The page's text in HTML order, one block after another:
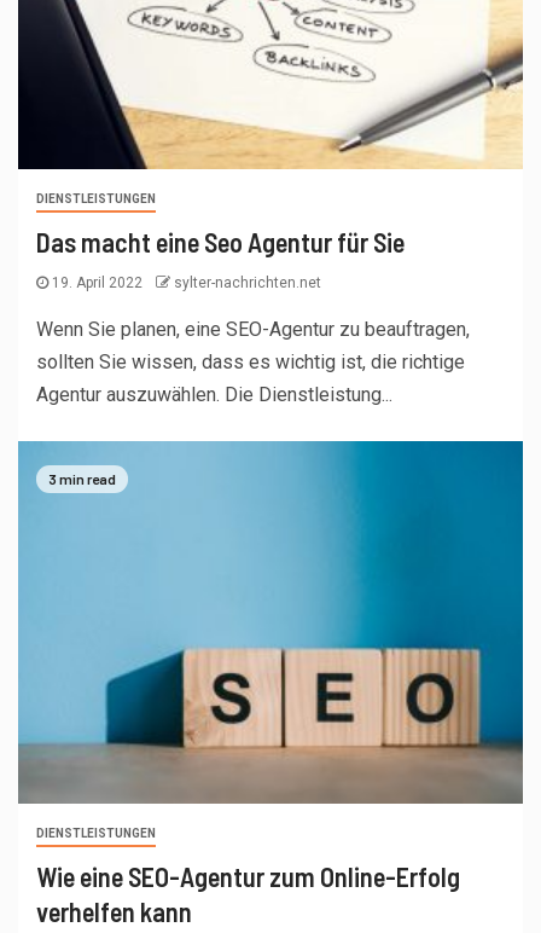
DIENSTLEISTUNGEN
Das macht eine Seo Agentur für Sie
19. April 2022 sylter-nachrichten.net
Wenn Sie planen, eine SEO-Agentur zu beauftragen,
sollten Sie wissen, dass es wichtig ist, die richtige
Agentur auszuwählen. Die Dienstleistung...
3 min read
DIENSTLEISTUNGEN
Wie eine SEO-Agentur zum Online-Erfolg
verhelfen kann